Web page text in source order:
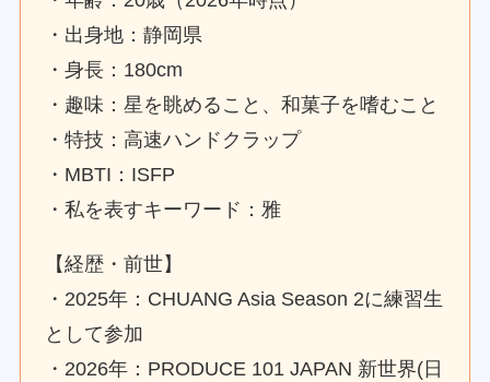
・出身地：静岡県
・身長：180cm
・趣味：星を眺めること、和菓子を嗜むこと
・特技：高速ハンドクラップ
・MBTI：ISFP
・私を表すキーワード：雅
【経歴・前世】
・2025年：CHUANG Asia Season 2に練習生
として参加
・2026年：PRODUCE 101 JAPAN 新世界(日